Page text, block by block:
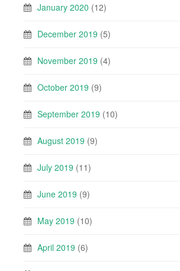
January 2020 (12)
December 2019 (5)
November 2019 (4)
October 2019 (9)
September 2019 (10)
August 2019 (9)
July 2019 (11)
June 2019 (9)
May 2019 (10)
April 2019 (6)